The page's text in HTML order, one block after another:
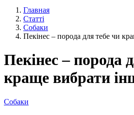
Главная
Статті
Собаки
Пекінес – порода для тебе чи
Пекінес – порода
краще вибрати
Собаки